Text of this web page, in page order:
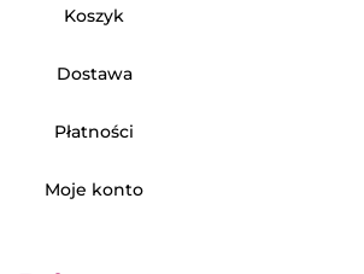
Koszyk
Dostawa
Płatności
Moje konto